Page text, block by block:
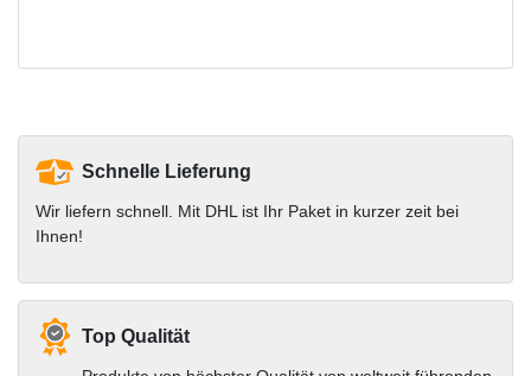
Schnelle Lieferung
Wir liefern schnell. Mit DHL ist Ihr Paket in kurzer zeit bei
Ihnen!
Top Qualität